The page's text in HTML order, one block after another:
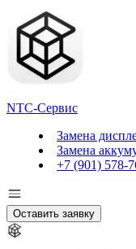
NTC-Сервис
Замена
Замена
+7 (901) 578-
Оставить заявку